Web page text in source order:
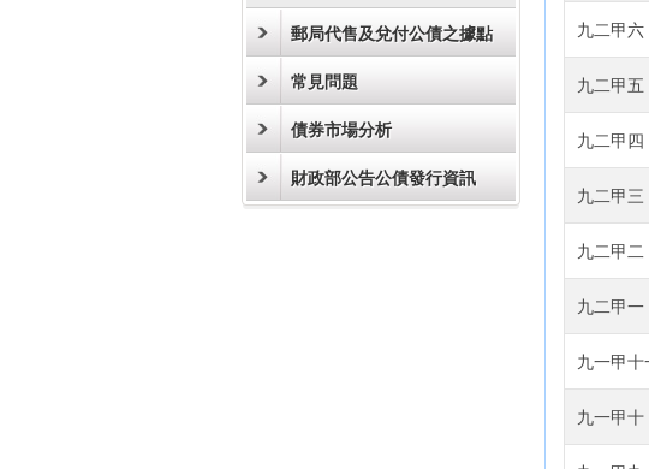
郵局代售及兌付公債之據點
常見問題
債券市場分析
財政部公告公債發行資訊
九二甲六
九二甲五
九二甲四
九二甲三
九二甲二
九二甲一
九一甲十
九一甲十